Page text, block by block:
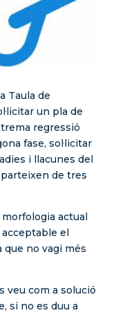
Taula de
un pla de
regressió
fase, sol·licitar
i llacunes del
de tres
actual
el
que no vagi més
veu com a solució
si no es duu a